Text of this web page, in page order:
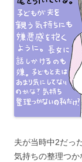
夫が当時中2だっ
気持ちの整理つか